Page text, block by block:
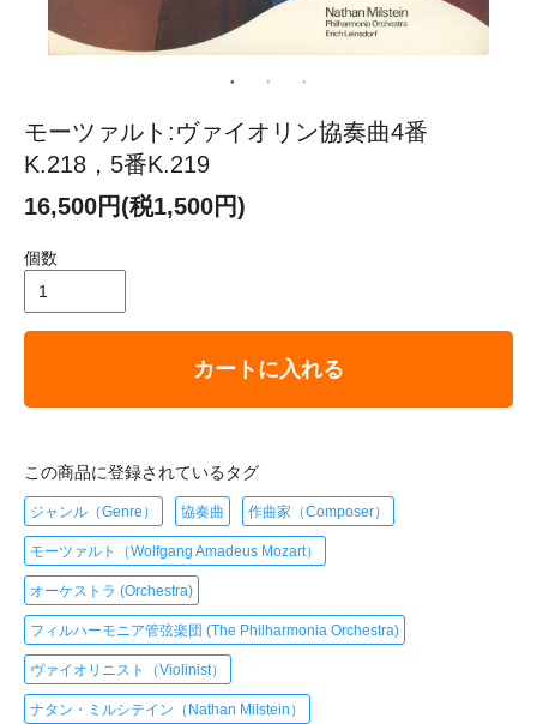
モーツァルト:ヴァイオリン協奏曲4番
K.218，5番K.219
16,500円(税1,500円)
個数
カートに入れる
この商品に登録されているタグ
ジャンル（Genre） 協奏曲 作曲家（Composer）
モーツァルト（Wolfgang Amadeus Mozart）
オーケストラ (Orchestra)
フィルハーモニア管弦楽団 (The Philharmonia Orchestra)
ヴァイオリニスト（Violinist）
ナタン・ミルシテイン（Nathan Milstein）